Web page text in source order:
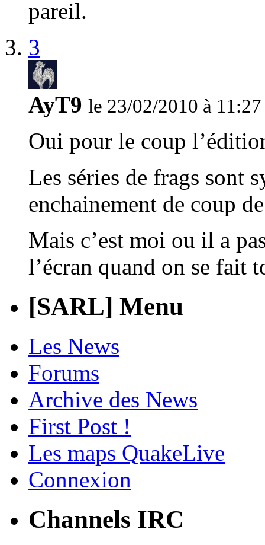
pareil.
3
AyT9 le 23/02/2010 à 11:27
Oui pour le coup
Les séries de frags sont
enchainement de coup
Mais c’est moi ou il a
l’écran quand on se fait
[SARL] Menu
Les News
Forums
Archive des News
First Post !
Les maps QuakeLive
Connexion
Channels IRC